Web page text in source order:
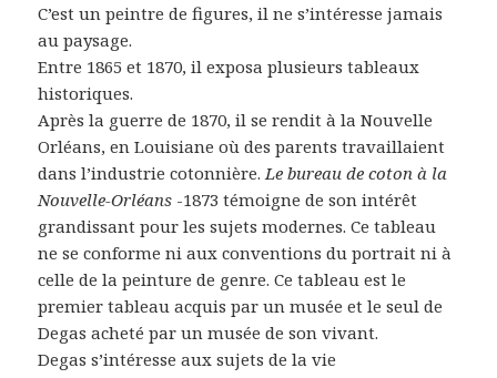
C’est un peintre de figures, il ne s’intéresse jamais
au paysage.
Entre 1865 et 1870, il exposa plusieurs tableaux
historiques.
Après la guerre de 1870, il se rendit à la Nouvelle
Orléans, en Louisiane où des parents travaillaient
dans l’industrie cotonnière. Le bureau de coton à la
Nouvelle-Orléans -1873 témoigne de son intérêt
grandissant pour les sujets modernes. Ce tableau
ne se conforme ni aux conventions du portrait ni à
celle de la peinture de genre. Ce tableau est le
premier tableau acquis par un musée et le seul de
Degas acheté par un musée de son vivant.
Degas s’intéresse aux sujets de la vie